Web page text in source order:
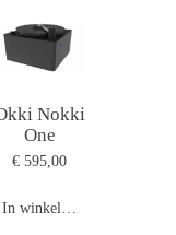
Nokki
One
€ 595,00
In winkelwagen